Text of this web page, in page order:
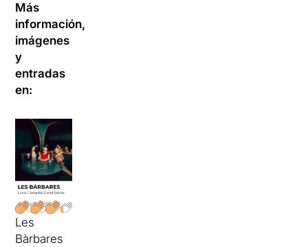
Más
información,
imágenes
y
entradas
en:
Les
Bàrbares